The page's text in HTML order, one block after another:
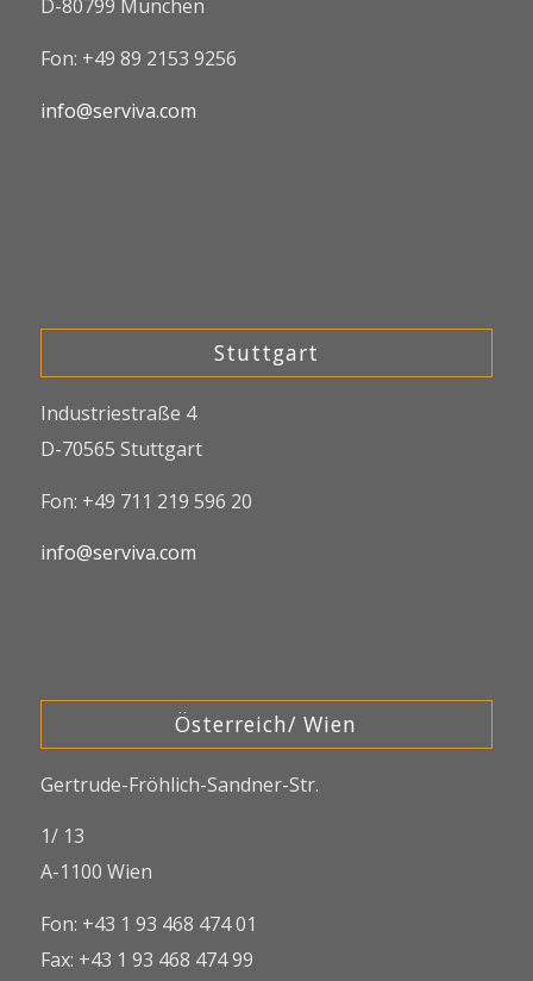
D-80799 München
Fon: +49 89 2153 9256
info@serviva.com
Stuttgart
Industriestraße 4
D-70565 Stuttgart
Fon: +49 711 219 596 20
info@serviva.com
Österreich/ Wien
Gertrude-Fröhlich-Sandner-Str.
1/ 13
A-1100 Wien
Fon: +43 1 93 468 474 01
Fax: +43 1 93 468 474 99